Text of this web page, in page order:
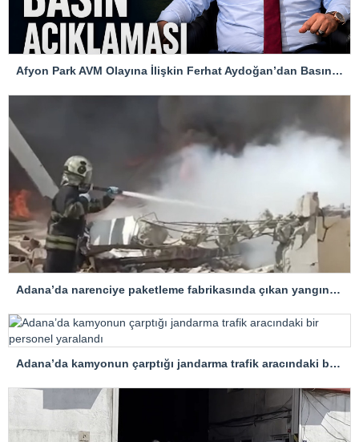
Afyon Park AVM Olayına İlişkin Ferhat Aydoğan’dan Basın Açıklaması
Adana’da narenciye paketleme fabrikasında çıkan yangın kontrol altına alındı
Adana’da kamyonun çarptığı jandarma trafik aracındaki bir personel yaralandı